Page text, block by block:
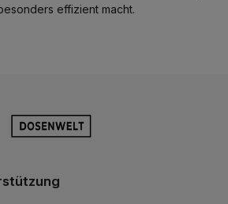
effizient macht.